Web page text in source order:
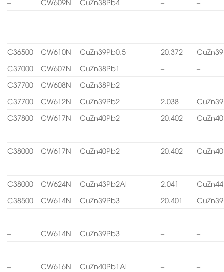
– CW609N CuZn38Pb4 –
–
–
– – – –
C36500 CW610N CuZn39Pb0.5 20.372
C37000
CW607N CuZn38Pb1 –
–
C37700
CW608N CuZn38Pb2 –
–
C37700
CW612N CuZn39Pb2 2.038
C37800
CW617N CuZn40Pb2 20.402
C38000 CW617N CuZn40Pb2 20.402
C38000 CW624N CuZn43Pb2Al 2.041
C38500
CW614N CuZn39Pb3 20.401
– CW614N CuZn39Pb3 – –
– CW616N CuZn40Pb1Al –
–